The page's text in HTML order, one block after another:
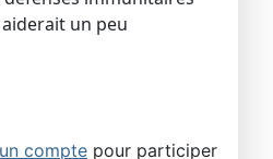
un peu
compte pour participer